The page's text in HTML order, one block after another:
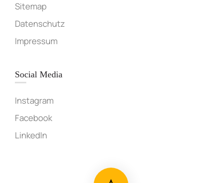
Sitemap
Datenschutz
Impressum
Social Media
Instagram
Facebook
LinkedIn